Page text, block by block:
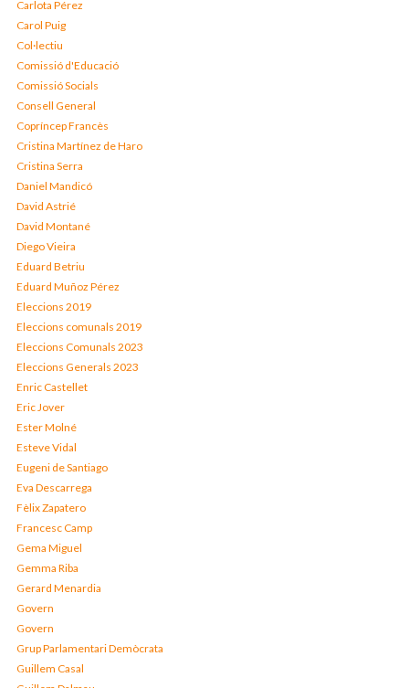
Carlota Pérez
Carol Puig
Col·lectiu
Comissió d'Educació
Comissió Socials
Consell General
Copríncep Francès
Cristina Martínez de Haro
Cristina Serra
Daniel Mandicó
David Astrié
David Montané
Diego Vieira
Eduard Betriu
Eduard Muñoz Pérez
Eleccions 2019
Eleccions comunals 2019
Eleccions Comunals 2023
Eleccions Generals 2023
Enric Castellet
Eric Jover
Ester Molné
Esteve Vidal
Eugeni de Santiago
Eva Descarrega
Fèlix Zapatero
Francesc Camp
Gema Miguel
Gemma Riba
Gerard Menardia
Govern
Govern
Grup Parlamentari Demòcrata
Guillem Casal